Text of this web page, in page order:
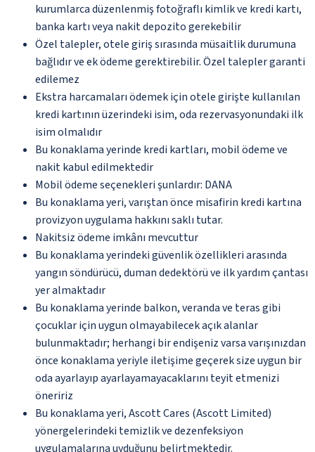
kurumlarca düzenlenmiş fotoğraflı kimlik ve kredi kartı,
banka kartı veya nakit depozito gerekebilir
Özel talepler, otele giriş sırasında müsaitlik durumuna
bağlıdır ve ek ödeme gerektirebilir. Özel talepler garanti
edilemez
Ekstra harcamaları ödemek için otele girişte kullanılan
kredi kartının üzerindeki isim, oda rezervasyonundaki ilk
isim olmalıdır
Bu konaklama yerinde kredi kartları, mobil ödeme ve
nakit kabul edilmektedir
Mobil ödeme seçenekleri şunlardır: DANA
Bu konaklama yeri, varıştan önce misafirin kredi kartına
provizyon uygulama hakkını saklı tutar.
Nakitsiz ödeme imkânı mevcuttur
Bu konaklama yerindeki güvenlik özellikleri arasında
yangın söndürücü, duman dedektörü ve ilk yardım çantası
yer almaktadır
Bu konaklama yerinde balkon, veranda ve teras gibi
çocuklar için uygun olmayabilecek açık alanlar
bulunmaktadır; herhangi bir endişeniz varsa varışınızdan
önce konaklama yeriyle iletişime geçerek size uygun bir
oda ayarlayıp ayarlayamayacaklarını teyit etmenizi
öneririz
Bu konaklama yeri, Ascott Cares (Ascott Limited)
yönergelerindeki temizlik ve dezenfeksiyon
uygulamalarına uyduğunu belirtmektedir.